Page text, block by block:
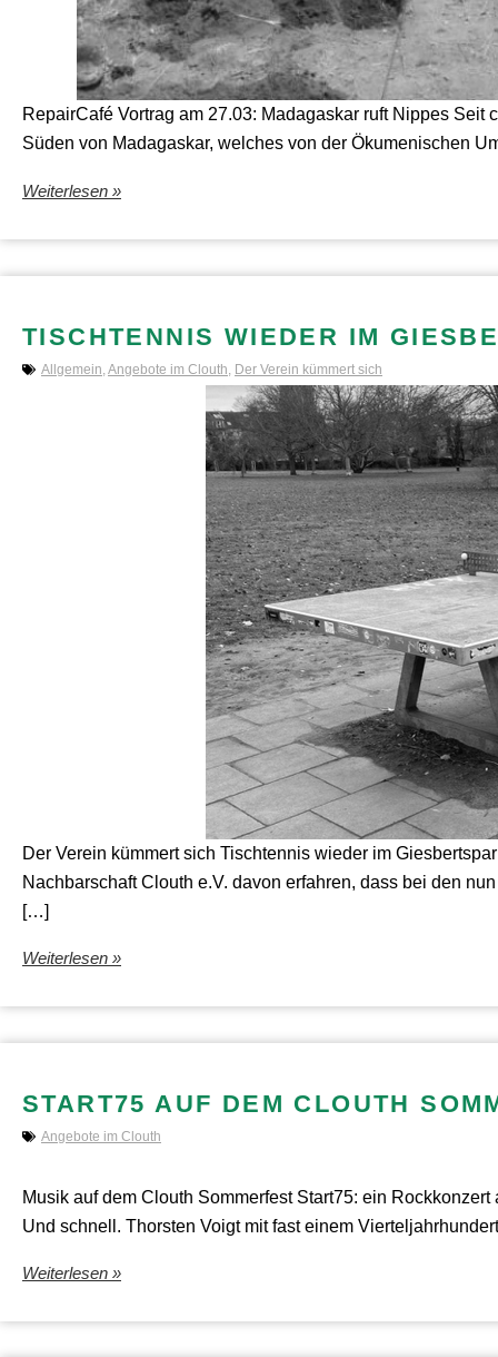
RepairCafé Vortrag am 27.03: Madagaskar ruft Nippes
Süden von Madagaskar, welches von der Ökumenischen
Weiterlesen »
TISCHTENNIS WIEDER IM
Allgemein Angebote im Clouth Der Verein kümmert sich
Der Verein kümmert sich Tischtennis wieder im
Nachbarschaft Clouth e.V. davon erfahren, dass bei den
[…]
Weiterlesen »
START75 AUF DEM CLOUTH
Angebote im Clouth
Musik auf dem Clouth Sommerfest Start75: ein
Und schnell. Thorsten Voigt mit fast einem
Weiterlesen »